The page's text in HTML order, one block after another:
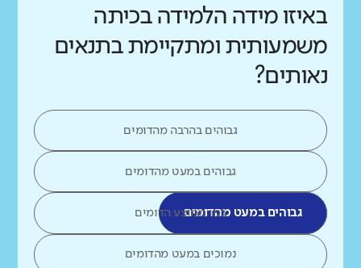
באיזו מידה הלמידה בכיתה
משמעותית ומתקיימת בתנאים
נאותים?
גבוהים בהרבה מהדומים
גבוהים במעט מהדומים
גבוהים במעט מהדומיםכמו ממוצע הדומים
נמוכים במעט מהדומים